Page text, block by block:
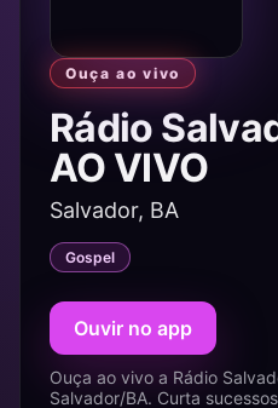
Ouça ao vivo
Rádio
AO VIVO
Salvador, BA
Gospel
Ouvir no app
Ouça ao vivo a Rádio
Salvador/BA. Curta